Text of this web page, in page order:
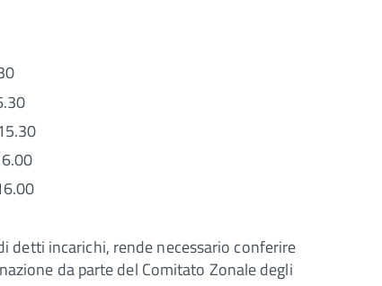
detti incarichi, rende necessario conferire
da parte del Comitato Zonale degli